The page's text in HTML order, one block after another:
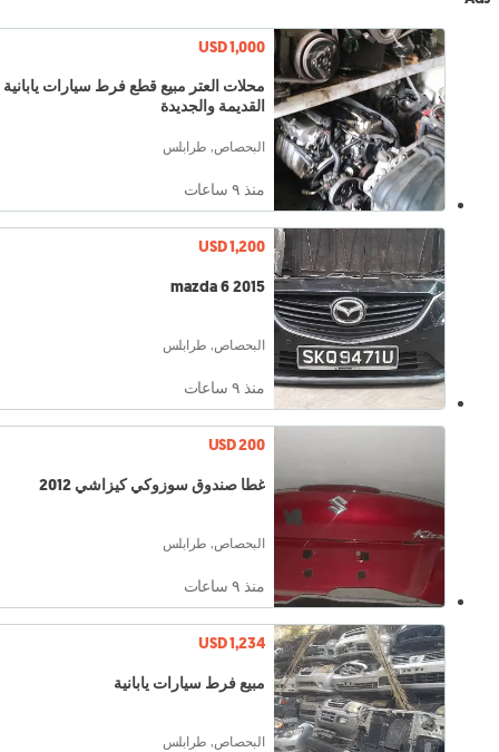
USD 1,000
محلات العتر مبيع قطع فرط سيارات يابانية
القديمة والجديدة
البحصاص, طرابلس
منذ ٩ ساعات
USD 1,200
mazda 6 2015
البحصاص, طرابلس
منذ ٩ ساعات
USD 200
غطا صندوق سوزوكي كيزاشي 2012
البحصاص, طرابلس
منذ ٩ ساعات
USD 1,234
مبيع فرط سيارات يابانية
البحصاص, طرابلس